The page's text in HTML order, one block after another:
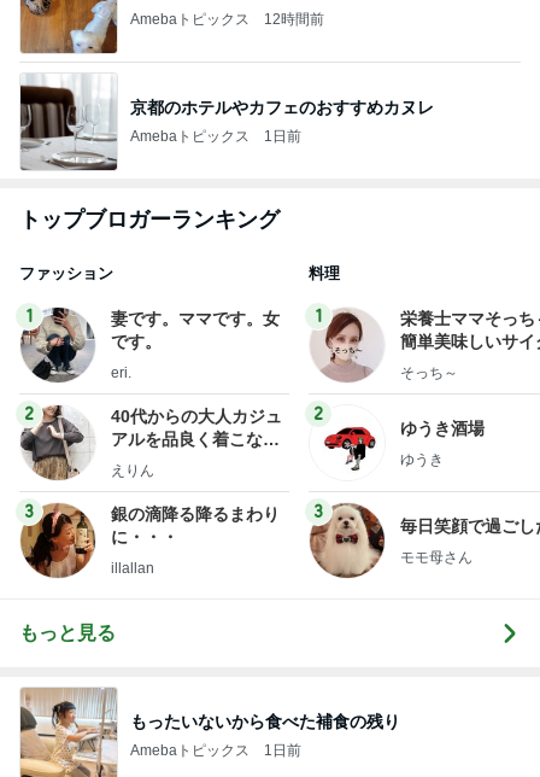
Amebaトピックス 12時間前
京都のホテルやカフェのおすすめカヌレ
Amebaトピックス 1日前
トップブロガーランキング
ファッション
1
妻です。ママです。女
です。
eri.
2
40代からの大人カジュ
アルを品良く着こなす
ファッションブログ
えりん
3
銀の滴降る降るまわり
に・・・
illallan
料理
1
栄養士ママそっち
簡単美味しいサイ
献立
そっち～
2
ゆうき酒場
ゆうき
3
毎日笑顔で過ごし
モモ母さん
もっと見る
もったいないから食べた補食の残り
Amebaトピックス 1日前